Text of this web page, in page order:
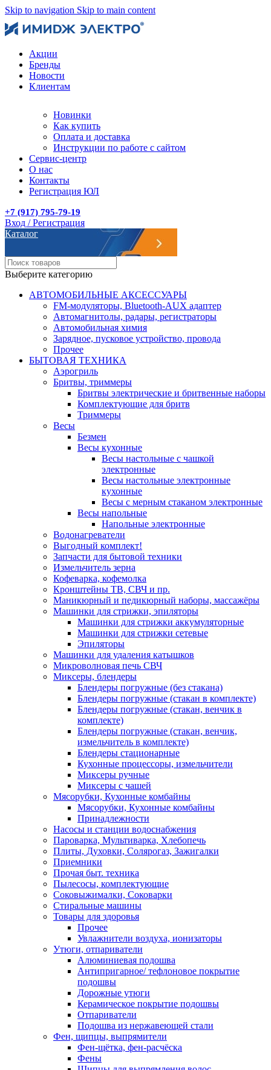
Skip to navigation Skip to main content
Акции
Бренды
Новости
Клиентам
Новинки
Как купить
Оплата и доставка
Инструкции по работе с сайтом
Сервис-центр
О нас
Контакты
Регистрация ЮЛ
+7 (917) 795-79-19
Вход / Регистрация
Каталог
Выберите категорию
АВТОМОБИЛЬНЫЕ АКСЕССУАРЫ
FM-модуляторы, Bluetooth-AUX адаптер
Автомагнитолы, радары, регистраторы
Автомобильная химия
Зарядное, пусковое устройство, провода
Прочее
БЫТОВАЯ ТЕХНИКА
Аэрогриль
Бритвы, триммеры
Бритвы электрические и бритвенные наборы
Комплектующие для бритв
Триммеры
Весы
Безмен
Весы кухонные
Весы настольные с чашкой
электронные
Весы настольные электронные
кухонные
Весы с мерным стаканом электронные
Весы напольные
Напольные электронные
Водонагреватели
Выгодный комплект!
Запчасти для бытовой техники
Измельчитель зерна
Кофеварка, кофемолка
Кронштейны ТВ, СВЧ и пр.
Маникюрный и педикюрный наборы, массажёры
Машинки для стрижки, эпиляторы
Машинки для стрижки аккумуляторные
Машинки для стрижки сетевые
Эпиляторы
Машинки для удаления катышков
Микроволновая печь СВЧ
Миксеры, блендеры
Блендеры погружные (без стакана)
Блендеры погружные (стакан в комплекте)
Блендеры погружные (стакан, венчик в
комплекте)
Блендеры погружные (стакан, венчик,
измельчитель в комплекте)
Блендеры стационарные
Кухонные процессоры, измельчители
Миксеры ручные
Миксеры с чашей
Мясорубки, Кухонные комбайны
Мясорубки, Кухонные комбайны
Принадлежности
Насосы и станции водоснабжения
Пароварка, Мультиварка, Хлебопечь
Плиты, Духовки, Солярогаз, Зажигалки
Приемники
Прочая быт. техника
Пылесосы, комплектующие
Соковыжималки, Соковарки
Стиральные машины
Товары для здоровья
Прочее
Увлажнители воздуха, ионизаторы
Утюги, отпариватели
Алюминиевая подошва
Антипригарное/ тефлоновое покрытие
подошвы
Дорожные утюги
Керамическое покрытие подошвы
Отпариватели
Подошва из нержавеющей стали
Фен, щипцы, выпрямители
Фен-щётка, фен-расчёска
Фены